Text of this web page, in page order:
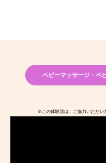
ベビーマッサージ・ベ
※この体験談は、ご協力いただい